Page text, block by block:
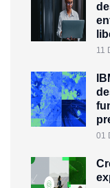
11
01